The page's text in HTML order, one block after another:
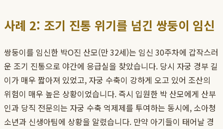
사례 2: 조기 진통 위기를 넘긴 쌍둥이 임신
쌍둥이를 임신한 박O진 산모(만 32세)는 임신 30주차에 갑작스러
운 조기 진통으로 야간에 응급실을 찾았습니다. 당시 자궁 경부 길
이가 매우 짧아져 있었고, 자궁 수축이 강하게 오고 있어 조산의
위험이 매우 높은 상황이었습니다. 즉시 입원한 박 산모에게 산부
인과 당직 전문의는 자궁 수축 억제제를 투여하는 동시에, 소아청
소년과 신생아팀에 상황을 알렸습니다. 만약 아기들이 태어날 경